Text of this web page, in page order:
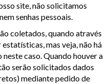
site, não solicitamos
senhas pessoais.
coletados, quando através
mas veja, não há
caso. Quando houver a
serão solicitados dados
mediante pedido de